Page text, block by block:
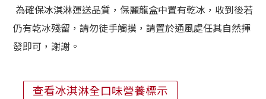
為確保冰淇淋運送品質，保麗龍盒中置有乾冰， 收到後若
仍有乾冰殘留，請勿徒手觸摸，請置於通風處任其自然揮
發即可，謝謝。
查看冰淇淋全口味營養標示